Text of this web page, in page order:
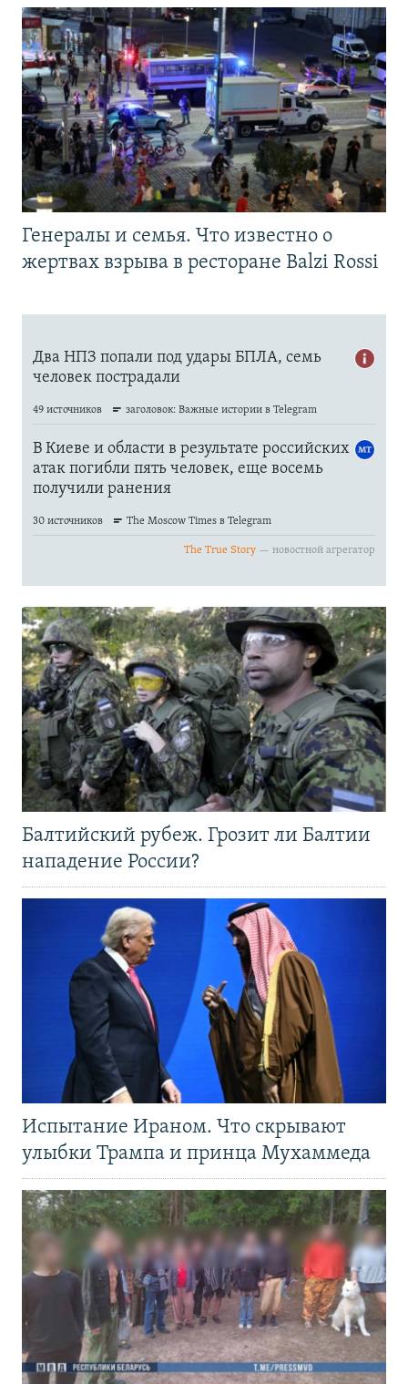
Генералы и семья. Что известно о
жертвах взрыва в ресторане Balzi Rossi
Балтийский рубеж. Грозит ли Балтии
нападение России?
Испытание Ираном. Что скрывают
улыбки Трампа и принца Мухаммеда